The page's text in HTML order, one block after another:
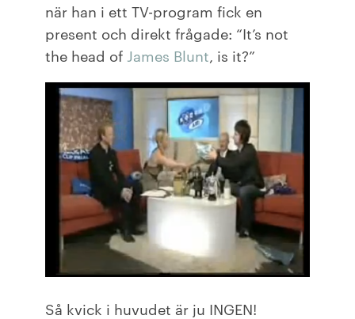
när han i ett TV-program fick en
present och direkt frågade: “It’s not
the head of James Blunt, is it?”
Så kvick i huvudet är ju INGEN!